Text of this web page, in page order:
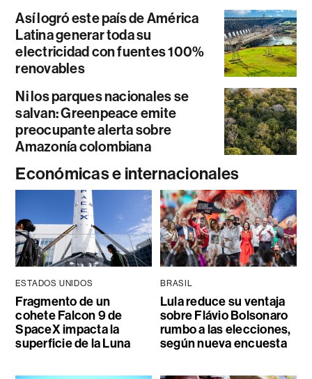
Así logró este país de América
Latina generar toda su
electricidad con fuentes 100%
renovables
Ni los parques nacionales se
salvan: Greenpeace emite
preocupante alerta sobre
Amazonía colombiana
Económicas e internacionales
ESTADOS UNIDOS
Fragmento de un
cohete Falcon 9 de
SpaceX impacta la
superficie de la Luna
BRASIL
Lula reduce su ventaja
sobre Flávio Bolsonaro
rumbo a las elecciones,
según nueva encuesta